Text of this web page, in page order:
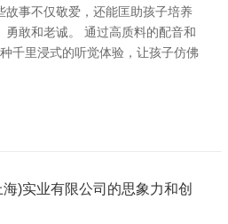
故事不仅敬爱，还能匡助孩子培养
勇敢和老诚。 通过高质料的配音和
千里浸式的听觉体验，让孩子仿佛
)实业有限公司的思象力和创